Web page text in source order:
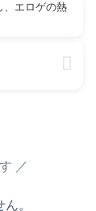
、エロゲの熱
。